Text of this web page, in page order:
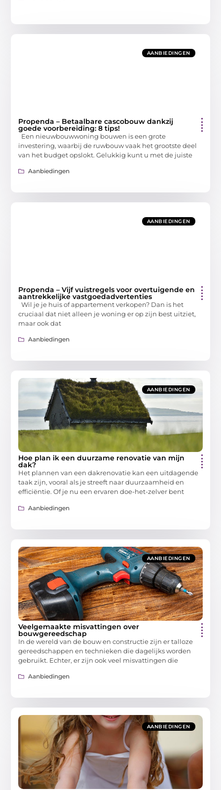
AANBIEDINGEN
Propenda – Betaalbare cascobouw dankzij
goede voorbereiding: 8 tips!
Een nieuwbouwwoning bouwen is een grote
investering, waarbij de ruwbouw vaak het grootste deel
van het budget opslokt. Gelukkig kunt u met de juiste
Aanbiedingen
AANBIEDINGEN
Propenda – Vijf vuistregels voor overtuigende en
aantrekkelijke vastgoedadvertenties
Wil je je huis of appartement verkopen? Dan is het
cruciaal dat niet alleen je woning er op zijn best uitziet,
maar ook dat
Aanbiedingen
AANBIEDINGEN
Hoe plan ik een duurzame renovatie van mijn
dak?
Het plannen van een dakrenovatie kan een uitdagende
taak zijn, vooral als je streeft naar duurzaamheid en
efficiëntie. Of je nu een ervaren doe-het-zelver bent
Aanbiedingen
AANBIEDINGEN
Veelgemaakte misvattingen over
bouwgereedschap
In de wereld van de bouw en constructie zijn er talloze
gereedschappen en technieken die dagelijks worden
gebruikt. Echter, er zijn ook veel misvattingen die
Aanbiedingen
AANBIEDINGEN